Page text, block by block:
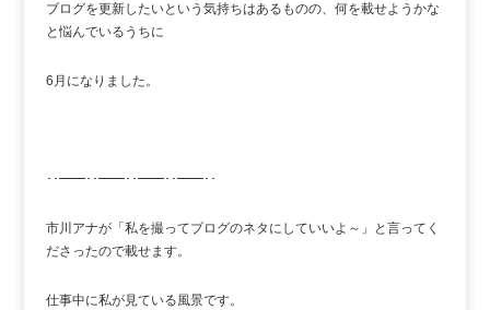
ブログを更新したいという気持ちはあるものの、何を載せようかな
と悩んでいるうちに
6月になりました。
･･━━･･━━･･━━･･━━･･
市川アナが「私を撮ってブログのネタにしていいよ～」と言ってく
ださったので載せます。
仕事中に私が見ている風景です。